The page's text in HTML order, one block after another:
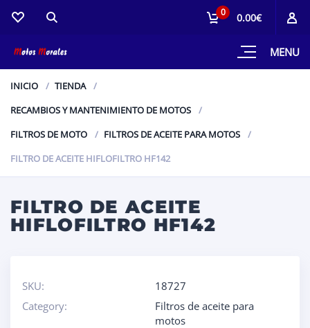
MENU
0 0.00€
INICIO
TIENDA
RECAMBIOS Y MANTENIMIENTO DE MOTOS
FILTROS DE MOTO
FILTROS DE ACEITE PARA MOTOS
FILTRO DE ACEITE HIFLOFILTRO HF142
FILTRO DE ACEITE
HIFLOFILTRO HF142
SKU:
18727
Category:
Filtros de aceite para
motos